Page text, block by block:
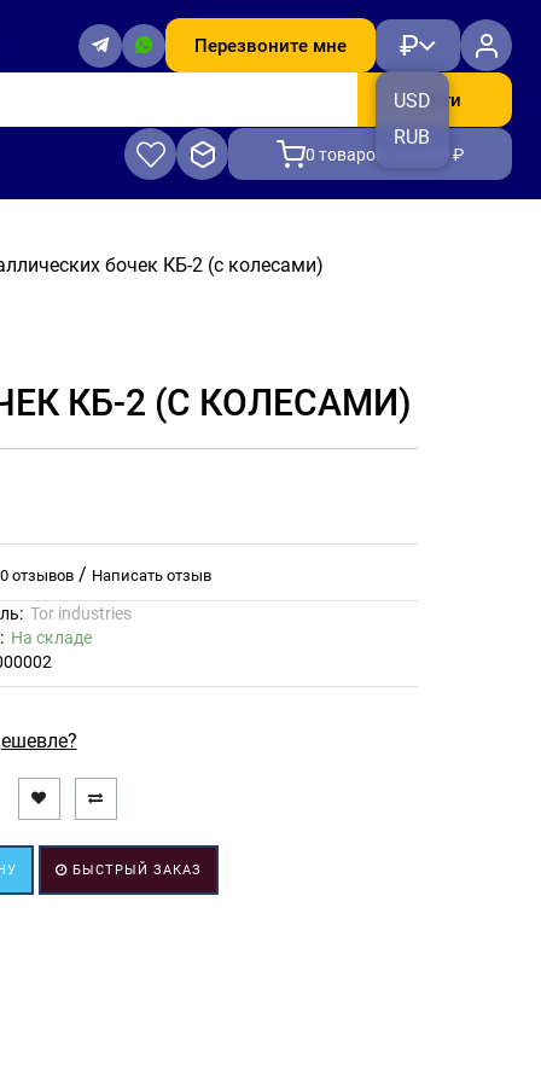
Перезвоните мне ₽
USD
RUB
Найти
0 товаров, на 0.00 ₽
бочек КБ-2 (с колесами)
КБ-2 (С КОЛЕСАМИ)
0 отзывов / Написать отзыв
Tor industries
На складе
БЫСТРЫЙ ЗАКАЗ